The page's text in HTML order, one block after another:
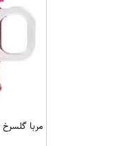
مربا گلسرخ 245 گرمی ویکتوریا موسوی